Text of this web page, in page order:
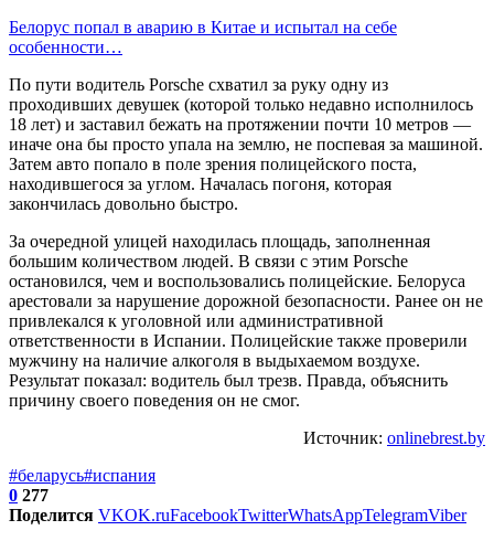
Белорус попал в аварию в Китае и испытал на себе
особенности…
По пути водитель Porsche схватил за руку одну из
проходивших девушек (которой только недавно исполнилось
18 лет) и заставил бежать на протяжении почти 10 метров —
иначе она бы просто упала на землю, не поспевая за машиной.
Затем авто попало в поле зрения полицейского поста,
находившегося за углом. Началась погоня, которая
закончилась довольно быстро.
За очередной улицей находилась площадь, заполненная
большим количеством людей. В связи с этим Porsche
остановился, чем и воспользовались полицейские. Белоруса
арестовали за нарушение дорожной безопасности. Ранее он не
привлекался к уголовной или административной
ответственности в Испании. Полицейские также проверили
мужчину на наличие алкоголя в выдыхаемом воздухе.
Результат показал: водитель был трезв. Правда, объяснить
причину своего поведения он не смог.
Источник: onlinebrest.by
#беларусь#испания
0 277
Поделится VKOK.ruFacebookTwitterWhatsAppTelegramViber